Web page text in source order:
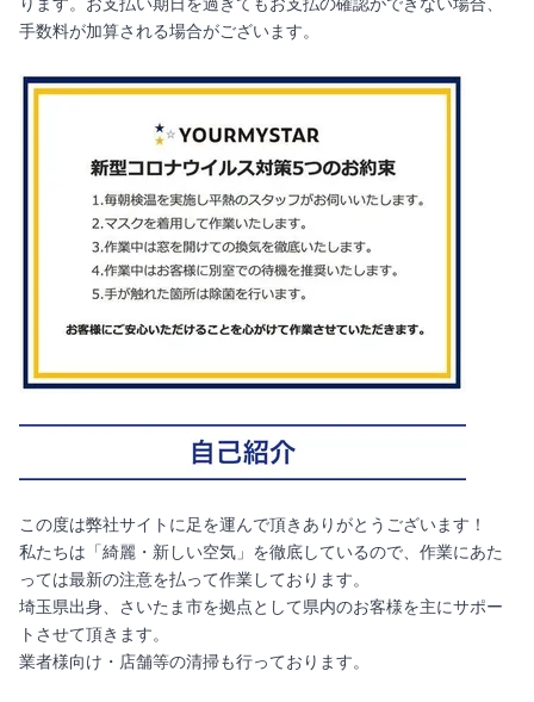
ります。お支払い期日を過ぎてもお支払の確認ができない場合、
手数料が加算される場合がございます。
この度は弊社サイトに足を運んで頂きありがとうございます！
私たちは「綺麗・新しい空気」を徹底しているので、作業にあた
っては最新の注意を払って作業しております。
埼玉県出身、さいたま市を拠点として県内のお客様を主にサポー
トさせて頂きます。
業者様向け・店舗等の清掃も行っております。